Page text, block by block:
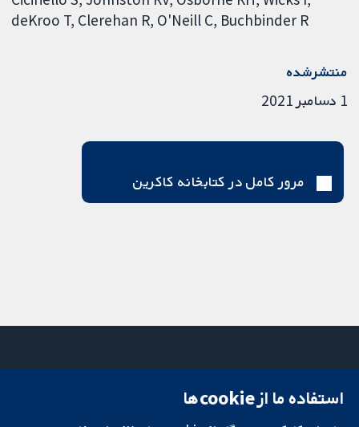
deKroo T Clerehan R O'Neill C Buchbinder R
منتشرشده
1 دسامبر 2021
مرور کامل در کتابخانه کاکرین
میدان کاوندیش
استفاده ما از cookie‌ها